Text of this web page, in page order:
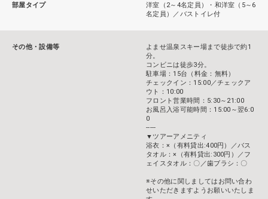
部屋タイプ
洋室（2～4名定員）・和洋室（5～6
名定員）／バストイレ付
その他・設備等
よませ温泉スキー場まで徒歩で約1
分。
コンビニは徒歩3分。
駐車場：15台（料金：無料）
チェックイン：15:00／チェックア
ウト：10:00
フロント営業時間：5:30～21:00
お風呂入浴可能時間：15:00～翌6:0
0
-----
▼ツアーアメニティ
浴衣：×（有料貸出:400円）／バス
タオル：×（有料貸出:300円）／フ
ェイスタオル：〇／歯ブラシ：〇
※その他に関しましてはお問い合わ
せいただきますようお願いいたしま